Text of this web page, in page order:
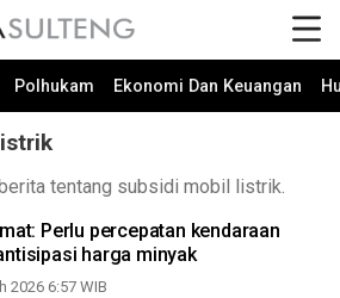
Polhukam Ekonomi Dan Keuangan
tentang subsidi mobil listrik.
Perlu percepatan kendaraan
harga minyak
2026 6:57 WIB